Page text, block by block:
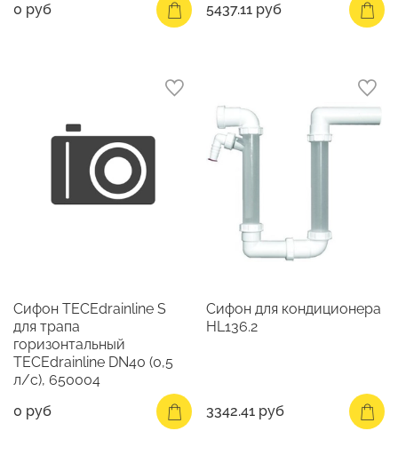
0 руб
5437.11 руб
Сифон TECEdrainline S
для трапа
горизонтальный
TECEdrainline DN40 (0,5
л/с), 650004
0 руб
Сифон для кондиционера
HL136.2
3342.41 руб